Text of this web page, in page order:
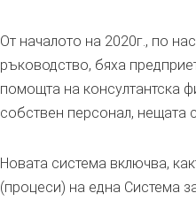
От началото на 2020г., по
ръководство, бяха
помощта на консултантска
собствен персонал, нещата
Новата система включва,
(процеси) на една Система